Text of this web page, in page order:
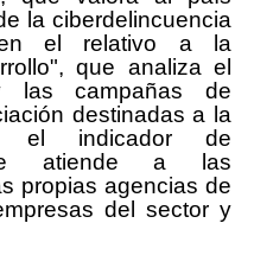
la ciberdelincuencia
en el relativo a la
que analiza el
las campañas de
destinadas a la
el indicador de
atiende a las
propias agencias de
del sector y